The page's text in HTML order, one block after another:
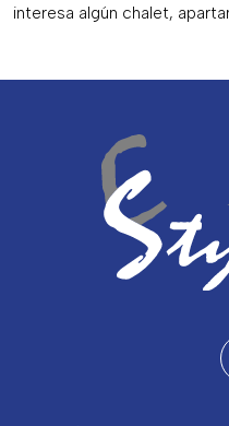
interesa algún chalet,